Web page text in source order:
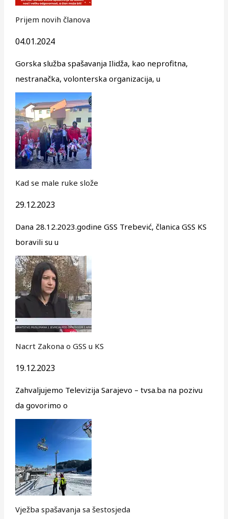
Prijem novih članova
04.01.2024
Gorska služba spašavanja Ilidža, kao neprofitna,
nestranačka, volonterska organizacija, u
Kad se male ruke slože
29.12.2023
Dana 28.12.2023.godine GSS Trebević, članica GSS KS
boravili su u
Nacrt Zakona o GSS u KS
19.12.2023
Zahvaljujemo Televizija Sarajevo – tvsa.ba na pozivu
da govorimo o
Vježba spašavanja sa šestosjeda